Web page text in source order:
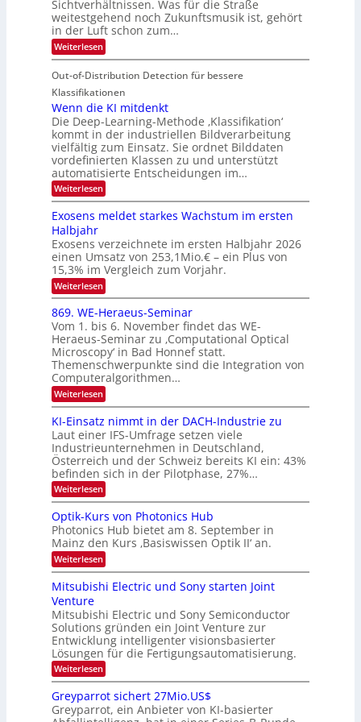
u
n
d
M
a
n
t
i
S
p
e
c
t
r
e
i
t
e
V
I
S
I
O
N
T
e
c
h
T
a
l
k
T
o
u
r
u
d
e
r
V
S
O
N
2
0
2
6
Sichtverhältnissen. Was für die Straße
weitestgehend noch Zukunftsmusik ist, gehört
in der Luft schon zum…
Weiterlesen:
S
c
h
l
a
n
d
e
n
Out-of-Distribution Detection für bessere
Klassifikationen
Wenn die KI mitdenkt
Die Deep-Learning-Methode ‚Klassifikation‘
kommt in der industriellen Bildverarbeitung
vielfältig zum Einsatz. Sie ordnet Bilddaten
vordefinierten Klassen zu und unterstützt
automatisierte Entscheidungen im…
Weiterlesen:
W
n
d
i
e
K
I
m
i
t
d
e
n
k
t
Exosens meldet starkes Wachstum im ersten
Halbjahr
Exosens verzeichnete im ersten Halbjahr 2026
einen Umsatz von 253,1Mio.€ – ein Plus von
15,3% im Vergleich zum Vorjahr.
Weiterlesen:
E
x
o
s
e
n
s
m
e
l
d
e
t
s
t
a
r
k
e
W
a
c
h
s
u
i
m
e
r
s
t
e
n
H
a
869. WE-Heraeus-Seminar
Vom 1. bis 6. November findet das WE-
Heraeus-Seminar zu ‚Computational Optical
Microscopy‘ in Bad Honnef statt.
Themenschwerpunkte sind die Integration von
Computeralgorithmen…
Weiterlesen:
8
9
.
W
E
-
H
e
r
a
e
u
s
-
S
e
n
a
r
KI-Einsatz nimmt in der DACH-Industrie zu
Laut einer IFS-Umfrage setzen viele
Industrieunternehmen in Deutschland,
Österreich und der Schweiz bereits KI ein: 43%
befinden sich in der Pilotphase, 27%…
Weiterlesen:
K
-
E
i
n
s
t
n
m
m
t
i
n
d
e
r
Optik-Kurs von Photonics Hub
Photonics Hub bietet am 8. September in
Mainz den Kurs ‚Basiswissen Optik II‘ an.
Weiterlesen:
O
p
t
k
-
K
u
r
s
v
o
n
P
Mitsubishi Electric und Sony starten Joint
Venture
Mitsubishi Electric und Sony Semiconductor
Solutions gründen ein Joint Venture zur
Entwicklung intelligenter visionsbasierter
Lösungen für die Fertigungsautomatisierung.
Weiterlesen:
M
t
s
Greyparrot sichert 27Mio.US$
Greyparrot, ein Anbieter von KI-basierter